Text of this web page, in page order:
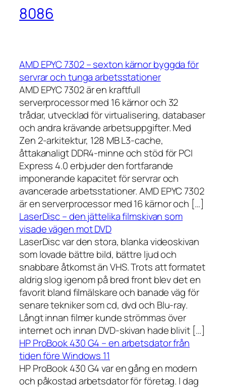
8086
AMD EPYC 7302 – sexton kärnor byggda för
servrar och tunga arbetsstationer
AMD EPYC 7302 är en kraftfull
serverprocessor med 16 kärnor och 32
trådar, utvecklad för virtualisering, databaser
och andra krävande arbetsuppgifter. Med
Zen 2-arkitektur, 128 MB L3-cache,
åttakanaligt DDR4-minne och stöd för PCI
Express 4.0 erbjuder den fortfarande
imponerande kapacitet för servrar och
avancerade arbetsstationer. AMD EPYC 7302
är en serverprocessor med 16 kärnor och […]
LaserDisc – den jättelika filmskivan som
visade vägen mot DVD
LaserDisc var den stora, blanka videoskivan
som lovade bättre bild, bättre ljud och
snabbare åtkomst än VHS. Trots att formatet
aldrig slog igenom på bred front blev det en
favorit bland filmälskare och banade väg för
senare tekniker som cd, dvd och Blu-ray.
Långt innan filmer kunde strömmas över
internet och innan DVD-skivan hade blivit […]
HP ProBook 430 G4 – en arbetsdator från
tiden före Windows 11
HP ProBook 430 G4 var en gång en modern
och påkostad arbetsdator för företag. I dag